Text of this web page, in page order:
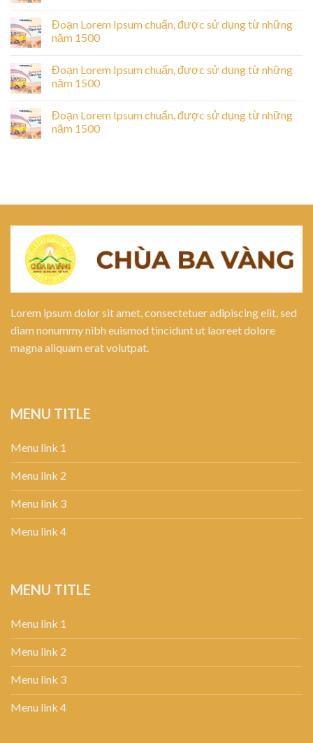
Đoạn Lorem Ipsum chuẩn, được sử dụng từ những
năm 1500
Đoạn Lorem Ipsum chuẩn, được sử dụng từ những
năm 1500
Đoạn Lorem Ipsum chuẩn, được sử dụng từ những
năm 1500
Lorem ipsum dolor sit amet, consectetuer adipiscing elit, sed
diam nonummy nibh euismod tincidunt ut laoreet dolore
magna aliquam erat volutpat.
MENU TITLE
Menu link 1
Menu link 2
Menu link 3
Menu link 4
MENU TITLE
Menu link 1
Menu link 2
Menu link 3
Menu link 4